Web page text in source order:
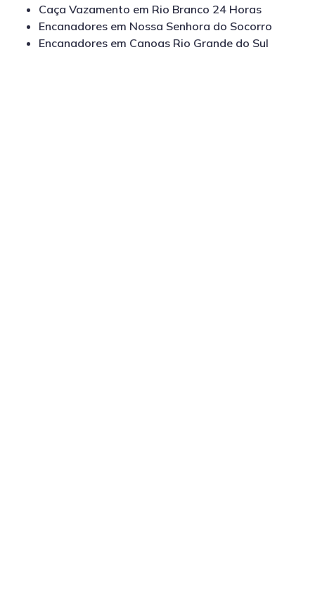
Caça Vazamento em Rio Branco 24 Horas
Encanadores em Nossa Senhora do Socorro
Encanadores em Canoas Rio Grande do Sul